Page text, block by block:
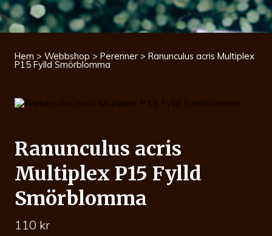
Hem > Webbshop > Perenner > Ranunculus acris Multiplex
P15 Fylld Smörblomma
Ranunculus acris
Multiplex P15 Fylld
Smörblomma
110 kr